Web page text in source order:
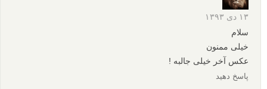
۱۳ دی ۱۳۹۳
سلام
خیلی ممنون
عکس آخر خیلی جالبه !
پاسخ دهید